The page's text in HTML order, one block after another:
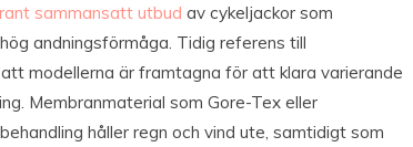
sammansatt utbud av cykeljackor som
andningsförmåga. Tidig referens till
modellerna är framtagna för att klara varierande
Membranmaterial som Gore-Tex eller
håller regn och vind ute, samtidigt som